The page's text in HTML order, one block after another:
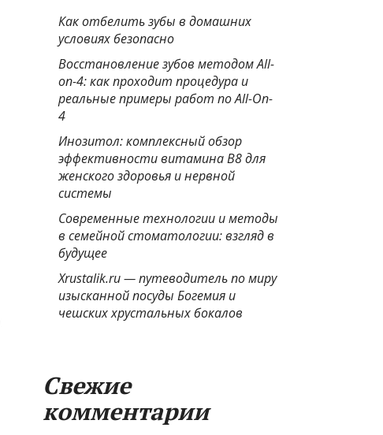
Как отбелить зубы в домашних
условиях безопасно
Восстановление зубов методом All-
on-4: как проходит процедура и
реальные примеры работ по All-On-
4
Инозитол: комплексный обзор
эффективности витамина B8 для
женского здоровья и нервной
системы
Современные технологии и методы
в семейной стоматологии: взгляд в
будущее
Xrustalik.ru — путеводитель по миру
изысканной посуды Богемия и
чешских хрустальных бокалов
Свежие
комментарии